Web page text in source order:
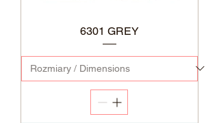
6301 GREY